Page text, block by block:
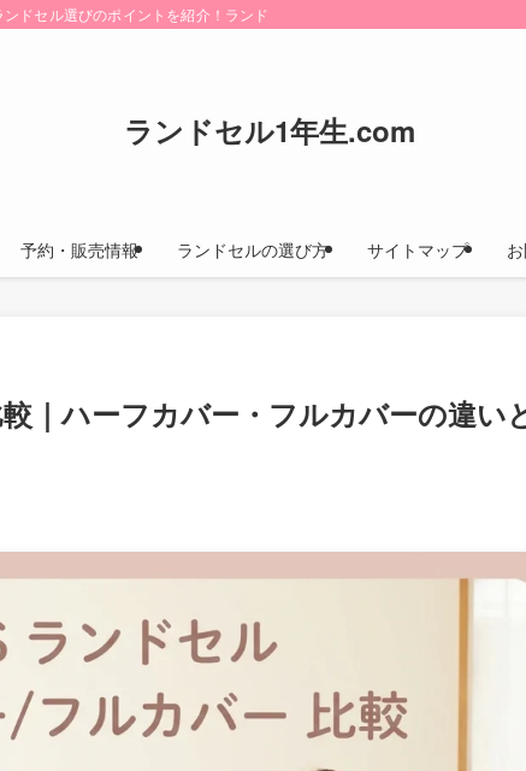
ドセル選びのポイントを紹介！ランドセルカタログのお取り寄せ方法や早期
ランドセル1年生.com
予約・販売情報 ランドセルの選び方 サイトマップ
｜ハーフカバー・フルカバーの違い